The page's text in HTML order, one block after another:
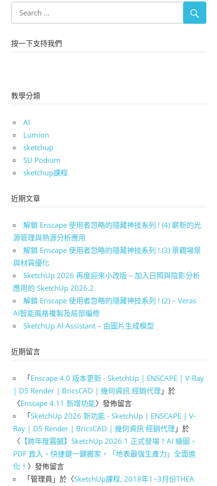
按一下支持我們
教學分類
AI
Lumion
sketchup
SU Podium
sketchup課程
近期文章
解鎖 Enscape 使用者忽略的隱藏神技系列 ! (4) 嶄新的光
源管理與熱源分析應用
解鎖 Enscape 使用者忽略的隱藏神技系列 ! (3) 景觀場景
與材質優化
SketchUp 2026 再度迎來小改版 – 加入日照與陰影分析
應用的 SketchUp 2026.2
解鎖 Enscape 使用者忽略的隱藏神技系列 ! (2) – Veras
AI智能風格複製及局部編修
SketchUp AI Assistant – 由圖片生成模型
近期留言
「Enscape 4.0 版本更新 - SketchUp | ENSCAPE | V-Ray
| D5 Render | BricsCAD | 幾何資訊 經銷代理 」於
〈Enscape 4.11 新增功能〉發佈留言
「SketchUp 2026 新功能 - SketchUp | ENSCAPE | V-
Ray | D5 Render | BricsCAD | 幾何資訊 經銷代理 」於
〈 【跨年度震撼】SketchUp 2026.1 正式登場！AI 繪圖、
PDF 直入、快捷鍵一鍵搬家，「地表最強生產力」全面進
化！ 〉發佈留言
「管理員 」於〈SketchUp課程, 2018年1~3月份THEA